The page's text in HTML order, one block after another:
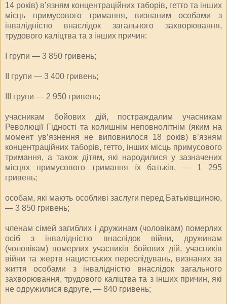
14 років) в’язням концентраційних таборів, гетто та інших
місць примусового тримання, визнаним особами з
інвалідністю внаслідок загального захворювання,
трудового каліцтва та з інших причин:
I групи — 3 850 гривень;
II групи — 3 400 гривень;
III групи — 2 950 гривень;
учасникам бойових дій, постраждалим учасникам
Революції Гідності та колишнім неповнолітнім (яким на
момент ув’язнення не виповнилося 18 років) в’язням
концентраційних таборів, гетто, інших місць примусового
тримання, а також дітям, які народилися у зазначених
місцях примусового тримання їх батьків, — 1 295
гривень;
особам, які мають особливі заслуги перед Батьківщиною,
— 3 850 гривень;
членам сімей загиблих і дружинам (чоловікам) померлих
осіб з інвалідністю внаслідок війни, дружинам
(чоловікам) померлих учасників бойових дій, учасників
війни та жертв нацистських переслідувань, визнаних за
життя особами з інвалідністю внаслідок загального
захворювання, трудового каліцтва та з інших причин, які
не одружилися вдруге, — 840 гривень;